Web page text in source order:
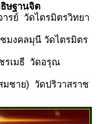
ษฐานจิต
รย์ วัดไตรมิตรวิทยา
มงคลมุนี วัดไตรมิตร
รเมธี วัดอรุณ
ชาย) วัดปริวาสราช